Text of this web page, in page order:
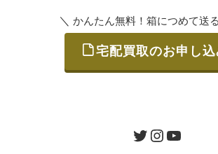
ご発送
＼ かんたん無料！箱につめて送
宅配買取のお申し込
ツイッターインスタグラムユーチューブ